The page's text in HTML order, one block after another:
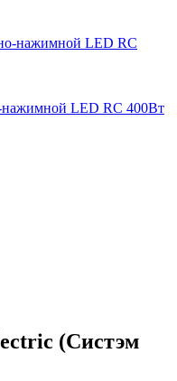
нажимной LED RC 400Вт
(Систэм